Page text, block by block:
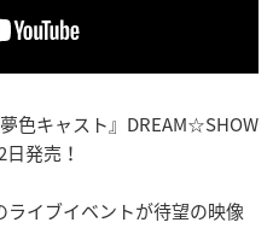
色キャスト』DREAM☆SHOW
発売！
イブイベントが待望の映像